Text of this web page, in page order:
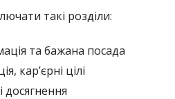
такі розділи:
та бажана посада
кар’єрні цілі
досягнення